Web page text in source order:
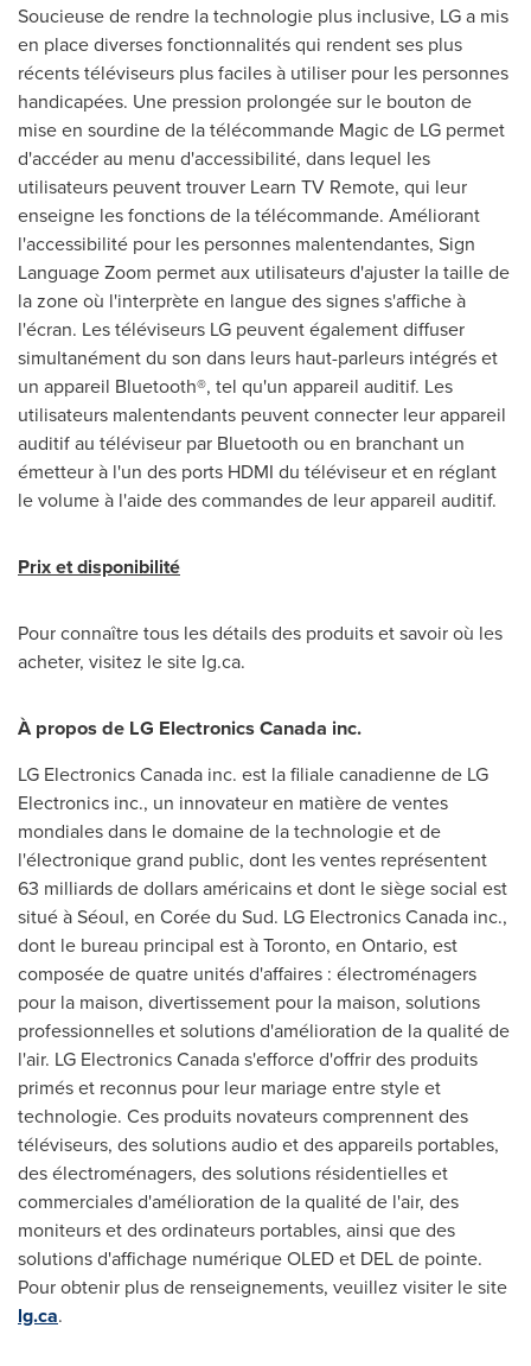
Soucieuse de rendre la technologie plus inclusive, LG a mis
en place diverses fonctionnalités qui rendent ses plus
récents téléviseurs plus faciles à utiliser pour les personnes
handicapées. Une pression prolongée sur le bouton de
mise en sourdine de la télécommande Magic de LG permet
d'accéder au menu d'accessibilité, dans lequel les
utilisateurs peuvent trouver Learn TV Remote, qui leur
enseigne les fonctions de la télécommande. Améliorant
l'accessibilité pour les personnes malentendantes, Sign
Language Zoom permet aux utilisateurs d'ajuster la taille de
la zone où l'interprète en langue des signes s'affiche à
l'écran. Les téléviseurs LG peuvent également diffuser
simultanément du son dans leurs haut-parleurs intégrés et
un appareil Bluetooth®, tel qu'un appareil auditif. Les
utilisateurs malentendants peuvent connecter leur appareil
auditif au téléviseur par Bluetooth ou en branchant un
émetteur à l'un des ports HDMI du téléviseur et en réglant
le volume à l'aide des commandes de leur appareil auditif.
Prix et disponibilité
Pour connaître tous les détails des produits et savoir où les
acheter, visitez le site lg.ca.
À propos de LG Electronics Canada inc.
LG Electronics Canada inc. est la filiale canadienne de LG
Electronics inc., un innovateur en matière de ventes
mondiales dans le domaine de la technologie et de
l'électronique grand public, dont les ventes représentent
63 milliards de dollars américains et dont le siège social est
situé à Séoul, en Corée du Sud. LG Electronics Canada inc.,
dont le bureau principal est àToronto, en Ontario, est
composée de quatre unités d'affaires : électroménagers
pour la maison, divertissement pour la maison, solutions
professionnelles et solutions d'amélioration de la qualité de
l'air. LG Electronics Canada s'efforce d'offrir des produits
primés et reconnus pour leur mariage entre style et
technologie. Ces produits novateurs comprennent des
téléviseurs, des solutions audio et des appareils portables,
des électroménagers, des solutions résidentielles et
commerciales d'amélioration de la qualité de l'air, des
moniteurs et des ordinateurs portables, ainsi que des
solutions d'affichage numérique OLED et DEL de pointe.
Pour obtenir plus de renseignements, veuillez visiter le site
lg.ca.